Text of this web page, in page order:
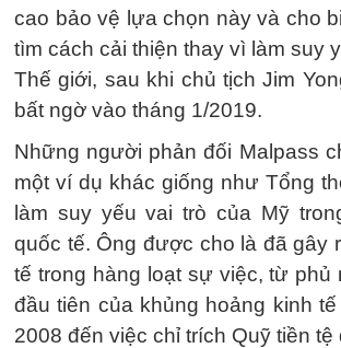
cao bảo vệ lựa chọn này và cho
tìm cách cải thiện thay vì làm suy
Thế giới, sau khi chủ tịch Jim
bất ngờ vào tháng 1/2019.
Những người phản đối Malpass
một ví dụ khác giống như Tổng
làm suy yếu vai trò của Mỹ
quốc tế. Ông được cho là đã gây
tế trong hàng loạt sự việc, từ phủ
đầu tiên của khủng hoảng kinh
2008 đến việc chỉ trích Quỹ tiền tệ